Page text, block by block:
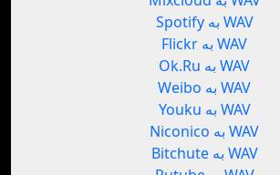
Spotify به WAV
Flickr به WAV
Ok.Ru به WAV
Weibo به WAV
Youku به WAV
Niconico به WAV
Bitchute به WAV